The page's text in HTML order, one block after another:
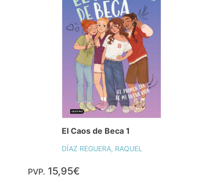
El Caos de Beca 1
DÍAZ REGUERA, RAQUEL
PVP. 15,95€